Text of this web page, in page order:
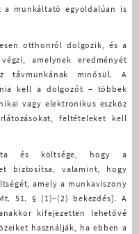
a munkáltató egyoldalúan is
otthonról dolgozik, és a
amelynek eredményét
távmunkának minősül. A
kell a dolgozót – többek
vagy elektronikus eszköz
feltételeket kell
és költsége, hogy a
biztosítsa, valamint, hogy
amely a munkaviszony
51. § (1)–(2) bekezdés]. A
kifejezetten lehetővé
használják, ha ebben a